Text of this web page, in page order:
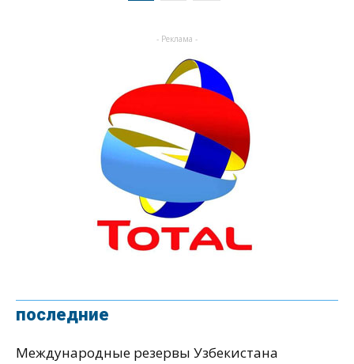
- Реклама -
последние
Международные резервы Узбекистана